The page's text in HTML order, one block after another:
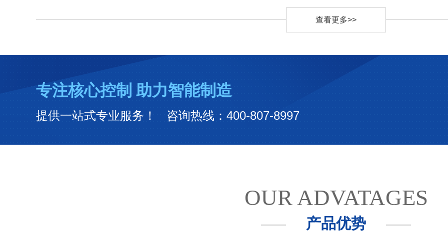
查看更多>>
专注核心控制 助力智能制造
提供一站式专业服务！ 咨询热线：400-807-8997
OUR ADVATAGES
产品优势